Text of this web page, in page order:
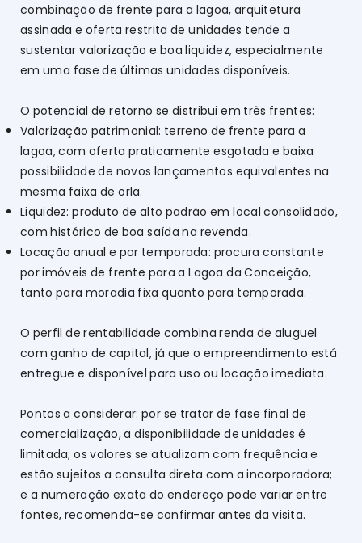
combinação de frente para a lagoa, arquitetura
assinada e oferta restrita de unidades tende a
sustentar valorização e boa liquidez, especialmente
em uma fase de últimas unidades disponíveis.
O potencial de retorno se distribui em três frentes:
Valorização patrimonial: terreno de frente para a
lagoa, com oferta praticamente esgotada e baixa
possibilidade de novos lançamentos equivalentes na
mesma faixa de orla.
Liquidez: produto de alto padrão em local consolidado,
com histórico de boa saída na revenda.
Locação anual e por temporada: procura constante
por imóveis de frente para a Lagoa da Conceição,
tanto para moradia fixa quanto para temporada.
O perfil de rentabilidade combina renda de aluguel
com ganho de capital, já que o empreendimento está
entregue e disponível para uso ou locação imediata.
Pontos a considerar: por se tratar de fase final de
comercialização, a disponibilidade de unidades é
limitada; os valores se atualizam com frequência e
estão sujeitos a consulta direta com a incorporadora;
e a numeração exata do endereço pode variar entre
fontes, recomenda-se confirmar antes da visita.